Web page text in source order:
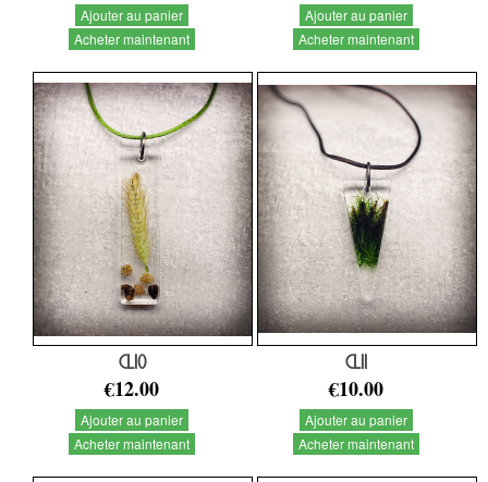
Ajouter au panier
Acheter maintenant
Ajouter au panier
Acheter maintenant
CL10
€12.00
Ajouter au panier
Acheter maintenant
CL11
€10.00
Ajouter au panier
Acheter maintenant